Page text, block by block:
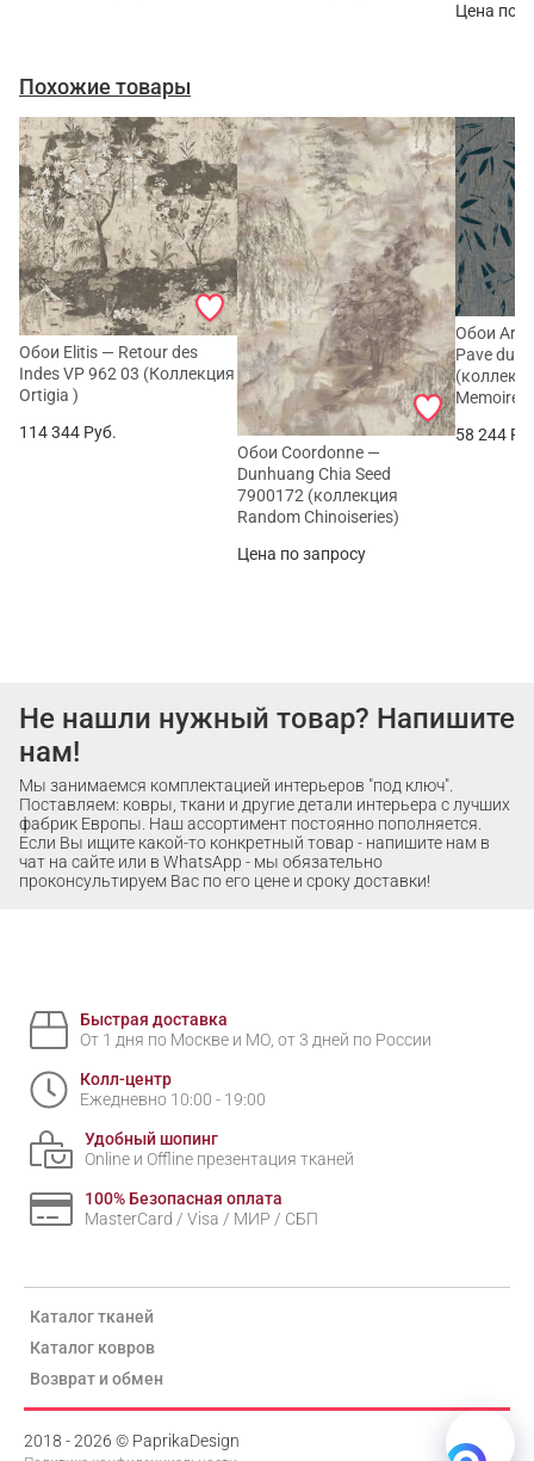
Цена по
Похожие товары
Обои Elitis — Retour des
Indes VP 962 03 (Коллекция
Ortigia )
114 344 Руб.
Обои Coordonne —
Dunhuang Chia Seed
7900172 (коллекция
Random Chinoiseries)
Цена по запросу
Обои Arte
Pave du
Memoires)
58 244
Не нашли нужный товар? Напишите
нам!
Мы занимаемся комплектацией интерьеров "под ключ".
Поставляем: ковры, ткани и другие детали интерьера с лучших
фабрик Европы. Наш ассортимент постоянно пополняется.
Если Вы ищите какой-то конкретный товар - напишите нам в
чат на сайте или в WhatsApp - мы обязательно
проконсультируем Вас по его цене и сроку доставки!
Быстрая доставка
От 1 дня по Москве и МО, от 3 дней по России
Колл-центр
Ежедневно 10:00 - 19:00
Удобный шопинг
Online и Offline презентация тканей
100% Безопасная оплата
MasterCard / Visa / МИР / СБП
Каталог тканей
Каталог ковров
Возврат и обмен
2018 - 2026 © PaprikaDesign